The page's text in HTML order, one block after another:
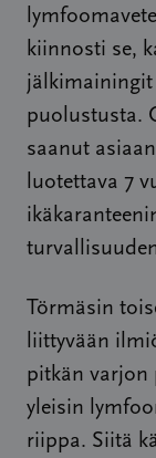
kiinnosti se,
jälkimainingit
puolustusta.
saanut
luotettava 7
Törmäsin
liittyvään
pitkän varjon
yleisin
riippa. Siitä